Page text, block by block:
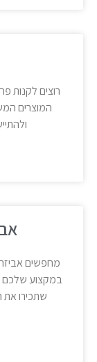
רוצים לקנות
המוצרים
מחפשים
במקצוע שלכם
שתכירו את